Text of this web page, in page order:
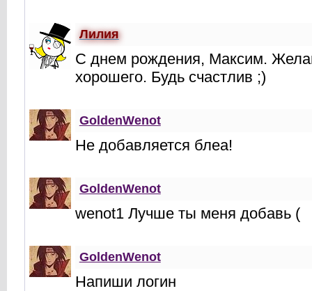
Лилия
С днем рождения, Максим.
хорошего. Будь счастлив ;)
GoldenWenot
Не добавляется блеа!
GoldenWenot
wenot1 Лучше ты меня добавь (
GoldenWenot
Напиши логин